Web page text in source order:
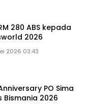
280 ABS kepada
2026
2026 03:43
PO Sima
Bismania 2026